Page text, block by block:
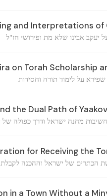
and Interpretations of
יעקב אבינו שלא מת ופירושי חז"ל
on Torah Scholarship
על לימוד תורה וחסידות
the Dual Path of Yaakov
חשיבות מחנה ישראל ודרך כפולה של
for Receiving the
הכתרים של ישראל וההכנה
in a Town Without a